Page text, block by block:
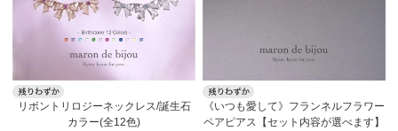
リボントリロジーネックレス/誕生石
カラー(全12色)
《いつも愛して》フランネルフラワー
ペアピアス【セット内容が選べます】